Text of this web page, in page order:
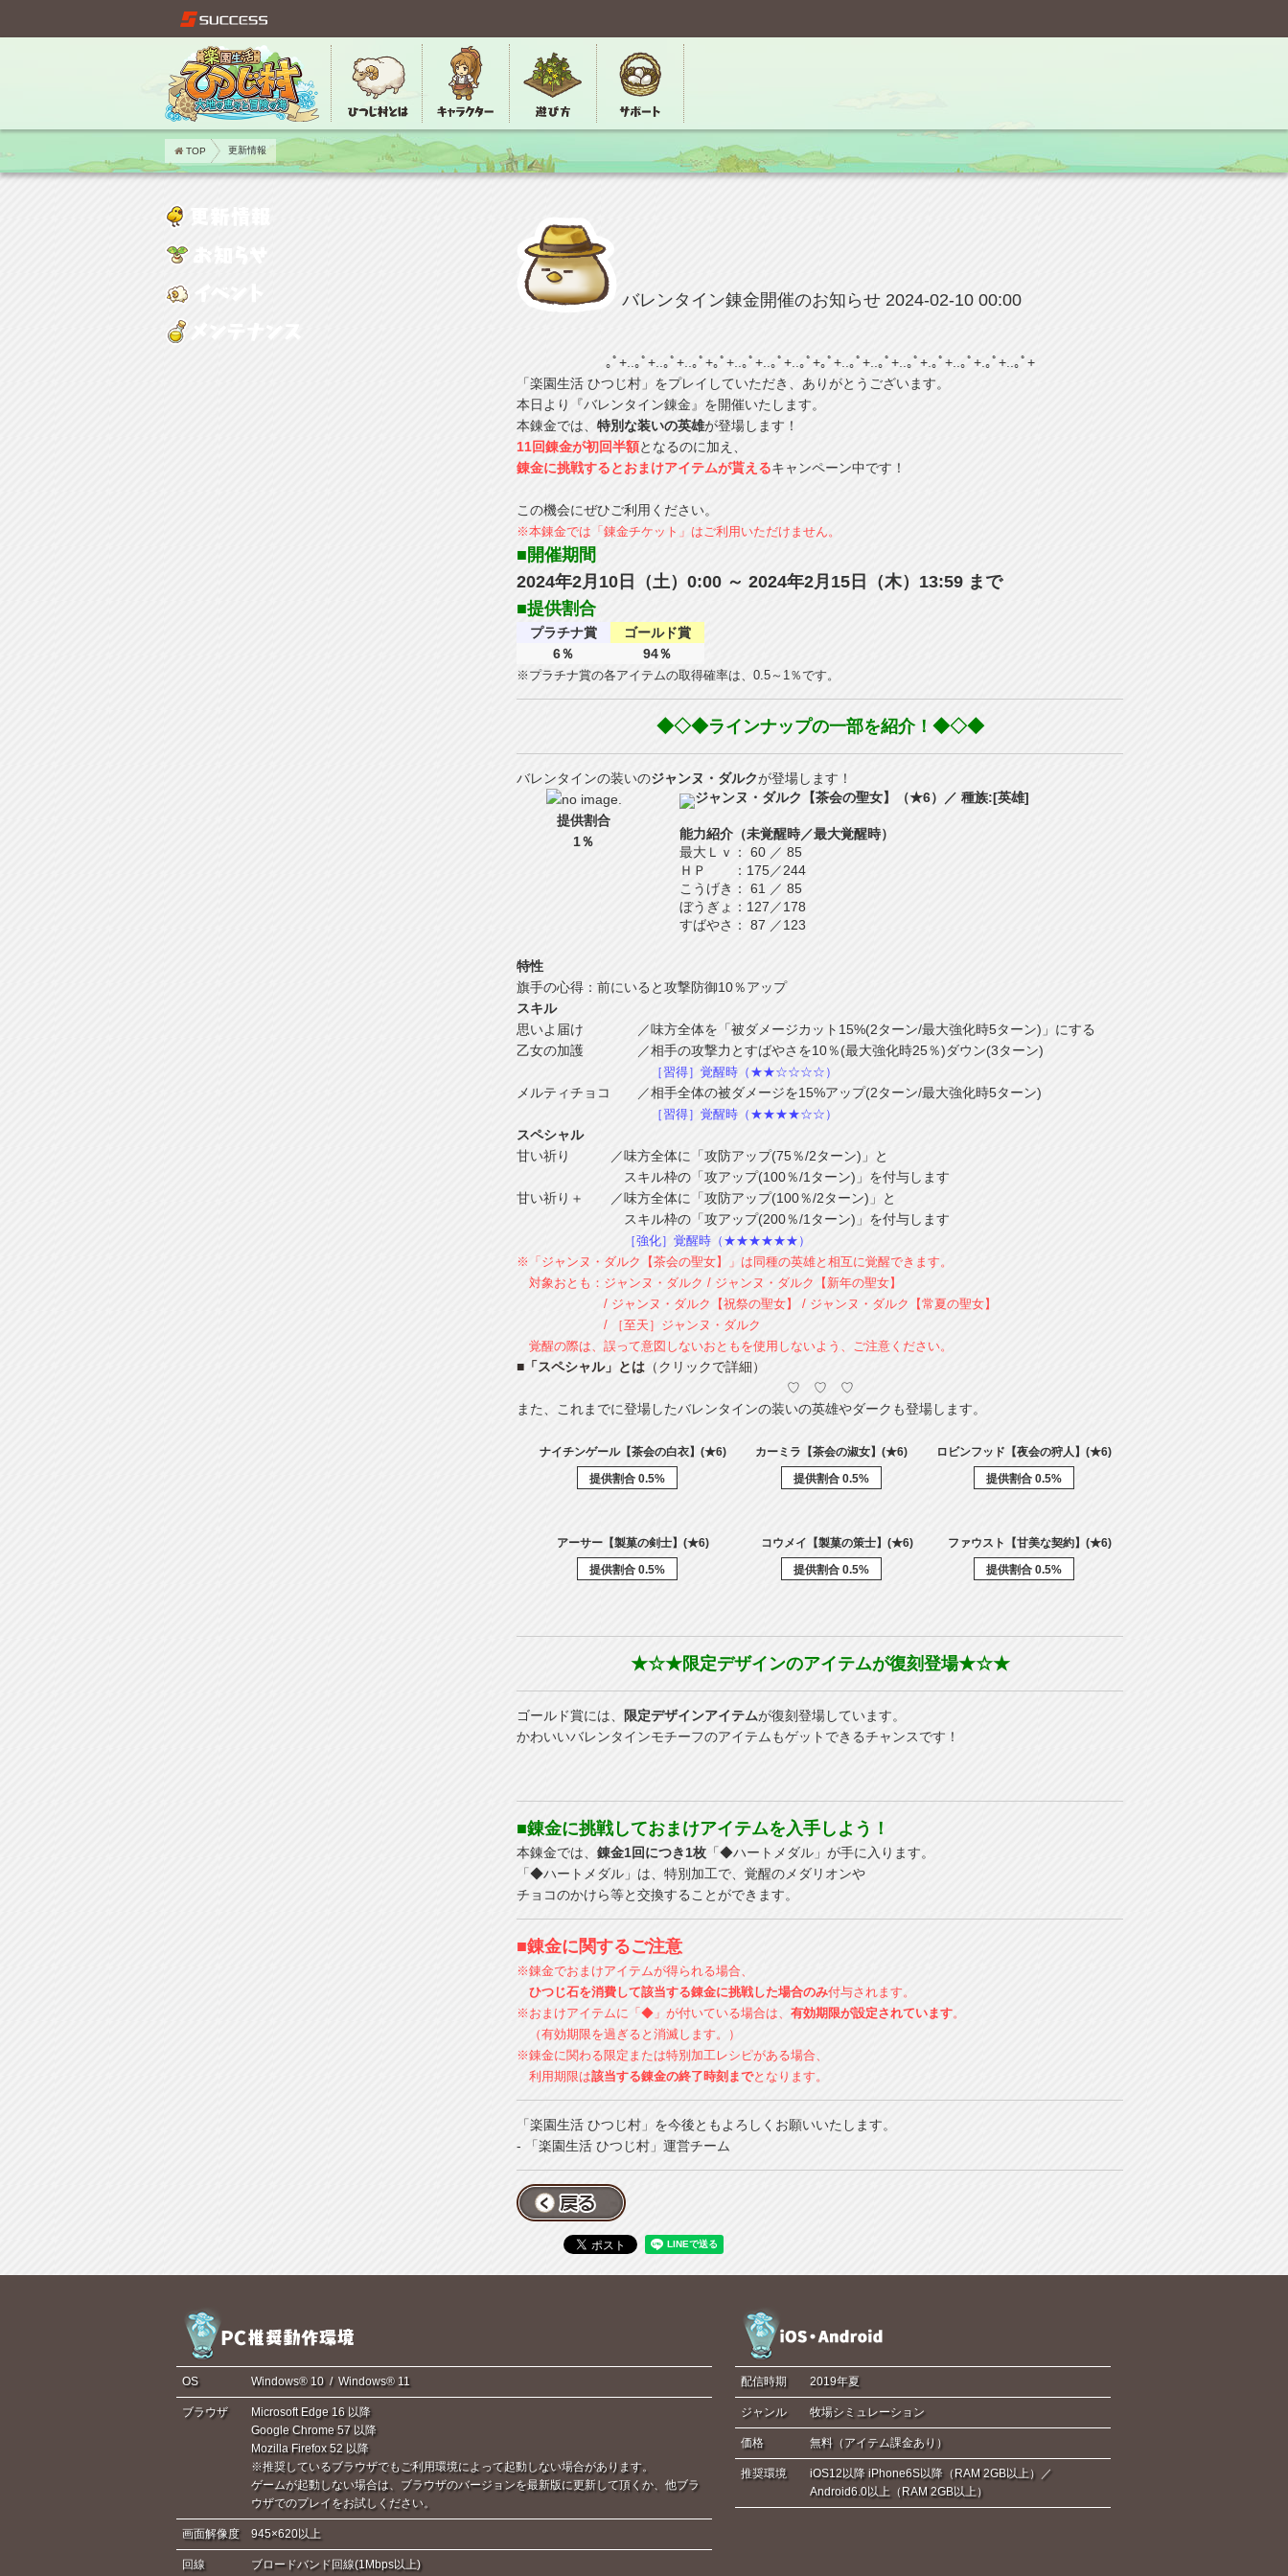
TOP 更新情報
バレンタイン錬金開催のお知らせ 2024-02-10 00:00
｡ﾟ+..｡ﾟ+..｡ﾟ+..｡ﾟ+｡ﾟ+..｡ﾟ+..｡ﾟ+..｡ﾟ+｡ﾟ+..｡ﾟ+..｡ﾟ+..｡ﾟ+.｡ﾟ+..｡ﾟ+.｡ﾟ+..｡ﾟ+
「楽園生活 ひつじ村」をプレイしていただき、ありがとうございます。
本日より『バレンタイン錬金』を開催いたします。
本錬金では、 特別な装いの英雄が登場します！
11回錬金が初回半額となるのに加え、
錬金に挑戦するとおまけアイテムが貰えるキャンペーン中です！
この機会にぜひご利用ください。
※本錬金では「錬金チケット」はご利用いただけません。
■開催期間
2024年2月10日（土）0:00 ～ 2024年2月15日（木）13:59 まで
■提供割合
プラチナ賞
ゴールド賞
6％
94％
※プラチナ賞の各アイテムの取得確率は、0.5～1％です。
◆◇◆ラインナップの一部を紹介！◆◇◆
バレンタインの装いのジャンヌ・ダルクが登場します！
提供割合
1％
ジャンヌ・ダルク【茶会の聖女】（★6）／ 種族:[英雄]
能力紹介（未覚醒時／最大覚醒時）
最大Ｌｖ
： 60 ／ 85
ＨＰ
： 175／244
こうげき ： 61 ／ 85
ぼうぎょ ： 127 ／178
すばやさ ： 87 ／123
特性
旗手の心得：前にいると攻撃防御10％アップ
スキル
思いよ届け ／味方全体を「被ダメージカット15%(2ターン/最大強化時5ターン)」にする
乙女の加護 ／相手の攻撃力とすばやさを10％(最大強化時25％)ダウン(3ターン)
［習得］覚醒時（★★☆☆☆☆）
メルティチョコ ／相手全体の被ダメージを15%アップ(2ターン/最大強化時5ターン)
［習得］覚醒時（★★★★☆☆）
スペシャル
甘い祈り ／味方全体に「攻防アップ(75％/2ターン)」と
スキル枠の「攻アップ(100％/1ターン)」を付与します
甘い祈り＋ ／味方全体に「攻防アップ(100％/2ターン)」と
スキル枠の「攻アップ(200％/1ターン)」を付与します
［強化］覚醒時（★★★★★★）
※「ジャンヌ・ダルク【茶会の聖女】」は同種の英雄と相互に覚醒できます。
対象おとも：ジャンヌ・ダルク / ジャンヌ・ダルク【新年の聖女】
/ ジャンヌ・ダルク【祝祭の聖女】 / ジャンヌ・ダルク【常夏の聖女】
/ ［至天］ジャンヌ・ダルク
覚醒の際は、誤って意図しないおともを使用しないよう、ご注意ください。
■「スペシャル」とは （クリックで詳細）
♡ ♡ ♡
また、これまでに登場したバレンタインの装いの英雄やダークも登場します。
ナイチンゲール【茶会の白衣】(★6)
提供割合 0.5%
カーミラ【茶会の淑女】(★6)
提供割合 0.5%
ロビンフッド【夜会の狩人】(★6)
提供割合 0.5%
アーサー【製菓の剣士】(★6)
提供割合 0.5%
コウメイ【製菓の策士】(★6)
提供割合 0.5%
ファウスト【甘美な契約】(★6)
提供割合 0.5%
★☆★限定デザインのアイテムが復刻登場★☆★
ゴールド賞には、 限定デザインアイテムが復刻登場しています。
かわいいバレンタインモチーフのアイテムもゲットできるチャンスです！
■錬金に挑戦しておまけアイテムを入手しよう！
本錬金では、 錬金1回につき1枚 「◆ハートメダル」が手に入ります。
「◆ハートメダル」は、特別加工で、覚醒のメダリオンや
チョコのかけら等と交換することができます。
■錬金に関するご注意
※錬金でおまけアイテムが得られる場合、
ひつじ石を消費して該当する錬金に挑戦した場合のみ付与されます。
※おまけアイテムに「◆」が付いている場合は、 有効期限が設定されています。
（有効期限を過ぎると消滅します。）
※錬金に関わる限定または特別加工レシピがある場合、
利用期限は該当する錬金の終了時刻までとなります。
「楽園生活 ひつじ村」を今後ともよろしくお願いいたします。
- 「楽園生活 ひつじ村」運営チーム
OS Windows® 10 / Windows® 11
ブラウザ
Microsoft Edge 16 以降
Google Chrome 57 以降
Mozilla Firefox 52 以降
※推奨しているブラウザでもご利用環境によって起動しない場合があります。
ゲームが起動しない場合は、ブラウザのバージョンを最新版に更新して頂くか、他ブラ
ウザでのプレイをお試しください。
画面解像度 945×620以上
回線 ブロードバンド回線(1Mbps以上)
配信時期 2019年夏
ジャンル 牧場シミュレーション
価格 無料（アイテム課金あり）
推奨環境
iOS12以降 iPhone6S以降（RAM 2GB以上）／
Android6.0以上（RAM 2GB以上）